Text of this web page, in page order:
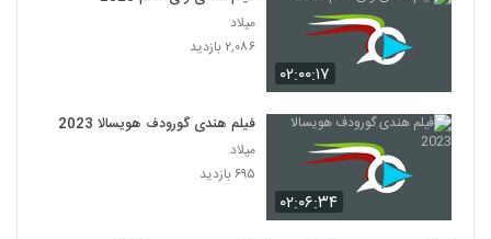
۰۲:۰۰:۱۷
میلاد
۲,۰۸۶ بازدید
۰۲:۰۶:۳۴
فیلم هندی گورودف هویسالا 2023
میلاد
۶۹۵ بازدید